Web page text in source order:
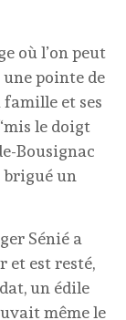
où l’on peut
pointe de
et ses
le doigt
Bousignac
brigué un
Sénié a
et est resté,
un édile
même le